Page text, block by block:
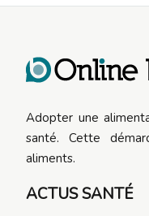
Adopter une
santé. Cette
aliments.
ACTUS SANTÉ